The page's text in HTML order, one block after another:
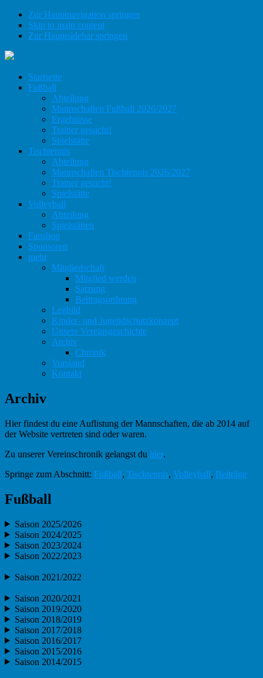
Zur Hauptnavigation springen
Skip to main content
Zur Hauptsidebar springen
Startseite
Fußball
Abteilung
Mannschaften Fußball 2026/2027
Ergebnisse
Trainer gesucht!
Spielstätte
Tischtennis
Abteilung
Mannschaften Tischtennis 2026/2027
Trainer gesucht!
Spielstätte
Volleyball
Abteilung
Spielstätten
Fanshop
Sponsoren
mehr
Mitgliedschaft
Mitglied werden
Satzung
Beitragsordnung
Leitbild
Kinder- und Jugendschutzkonzept
Unsere Vereinsgeschichte
Archiv
Chronik
Vorstand
Kontakt
Archiv
Hier findest du eine Auflistung der Mannschaften, die ab 2014 auf
der Website vertreten sind oder waren.
Zu unserer Vereinschronik gelangst du hier.
Springe zum Abschnitt: Fußball, Tischtennis, Volleyball, Beiträge
Fußball
Saison 2025/2026
Saison 2024/2025
Saison 2023/2024
Saison 2022/2023
Saison 2021/2022
Saison 2020/2021
Saison 2019/2020
Saison 2018/2019
Saison 2017/2018
Saison 2016/2017
Saison 2015/2016
Saison 2014/2015